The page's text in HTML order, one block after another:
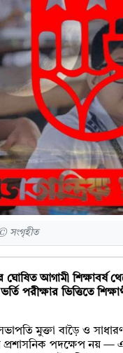
© সংগৃহীত
আগামী শিক্ষাবর্ষ
পরীক্ষার ভিত্তিতে
সভাপতি মুক্তা বাড়ৈ ও
প্রশাসনিক পদক্ষেপ নয়